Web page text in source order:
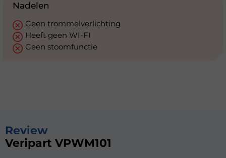
Nadelen
Geen trommelverlichting
Heeft geen WI-FI
Geen stoomfunctie
Review
Veripart VPWM101